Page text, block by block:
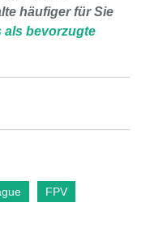
häufiger für Sie
als bevorzugte
FPV